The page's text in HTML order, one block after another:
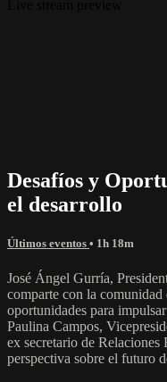
Desafíos y
el desarrollo
Últimos eventos • 1h 18m
José Ángel Gurría,
comparte con la
oportunidades para
Paulina Campos,
ex secretario de
perspectiva sobre el futuro